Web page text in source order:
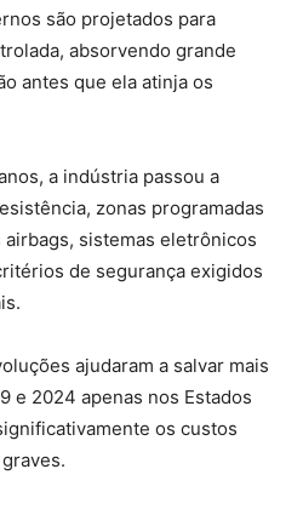
são projetados para
absorvendo grande
antes que ela atinja os
a indústria passou a
zonas programadas
sistemas eletrônicos
de segurança exigidos
ajudaram a salvar mais
e 2024 apenas nos Estados
os custos